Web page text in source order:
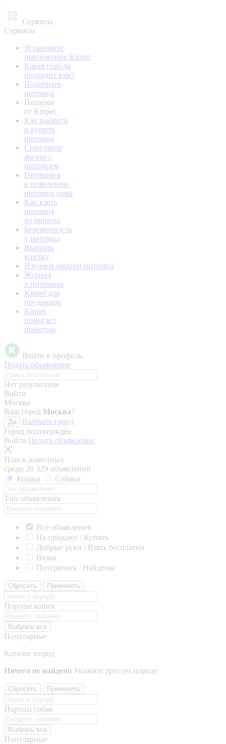
Сервисы
Сервисы
Установите
приложение Kinpet
Какая порода
подходит вам?
Подобрать
питомца
Подарки
от Kinpet
Как выбрать
и купить
питомца
Симулятор
жизни с
питомцем
Готовимся
к появлению
питомца дома
Как взять
питомца
из приюта
Беременность
у питомца
Выбрать
кличку
Изучаем эмоции питомца
Журнал
о питомцах
Kinpet для
продавцов
Kinpet
помогает
приютам
Войти в профиль
Подать объявление
Нет результатов
Войти
Москва
Ваш город Москва?
Да
Выбрать город
Город подтверждён
Войти Подать объявление
Поиск животных
среди 20 329 объявлений
Кошки
Собаки
Тип объявления
Все объявления
На продажу / Купить
Добрые руки / Взять бесплатно
Вязка
Потерялись / Найдены
Сбросить Применить
Породы кошек
Выбрать все
Популярные
Каталог пород
Ничего не найдено Укажите другую породу
Сбросить Применить
Породы собак
Выбрать все
Популярные